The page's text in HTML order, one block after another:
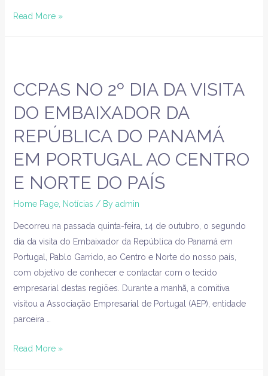
Read More »
CCPAS NO 2º DIA DA VISITA
DO EMBAIXADOR DA
REPÚBLICA DO PANAMÁ
EM PORTUGAL AO CENTRO
E NORTE DO PAÍS
Home Page, Notícias / By admin
Decorreu na passada quinta-feira, 14 de outubro, o segundo
dia da visita do Embaixador da República do Panamá em
Portugal, Pablo Garrido, ao Centro e Norte do nosso país,
com objetivo de conhecer e contactar com o tecido
empresarial destas regiões. Durante a manhã, a comitiva
visitou a Associação Empresarial de Portugal (AEP), entidade
parceira …
Read More »